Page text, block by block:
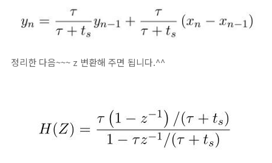
정리한 다음~~~ z 변환해 주면 됩니다.^^